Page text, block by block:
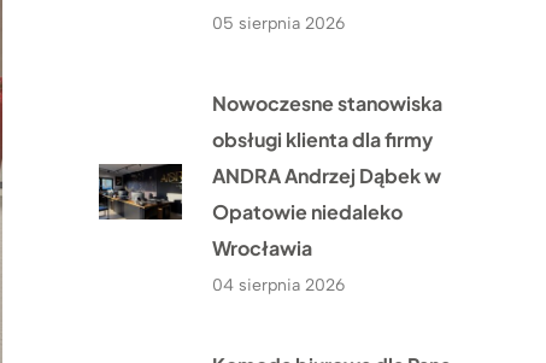
05 sierpnia 2026
Nowoczesne stanowiska
obsługi klienta dla firmy
ANDRA Andrzej Dąbek w
Opatowie niedaleko
Wrocławia
04 sierpnia 2026